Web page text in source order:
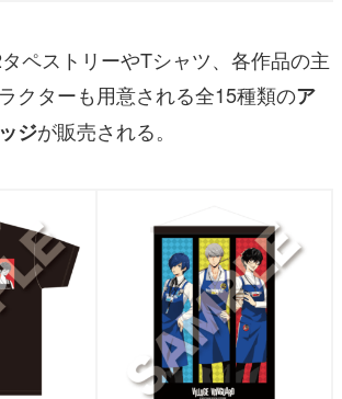
ペストリーやTシャツ、各作品の主
クターも用意される全15種類のア
ジが販売される。